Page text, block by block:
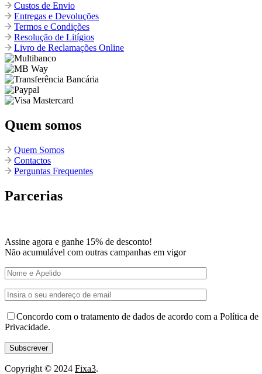
Custos de Envio
Entregas e Devoluções
Termos e Condições
Resolução de Litígios
Livro de Reclamações Online
Quem somos
Quem Somos
Contactos
Perguntas Frequentes
Parcerias
Assine agora e ganhe 15% de desconto!
Não acumulável com outras campanhas em vigor
Concordo com o tratamento de dados de acordo com a Política de
Privacidade.
Copyright © 2024 Fixa3.